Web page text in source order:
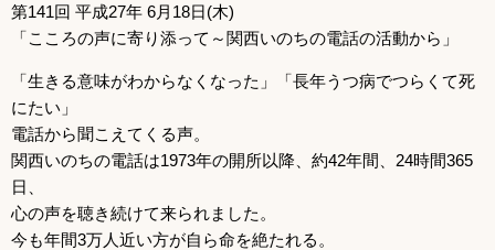
第141回 平成27年 6月18日(木)
「こころの声に寄り添って～関西いのちの電話の活動から」
「生きる意味がわからなくなった」「長年うつ病でつらくて死
にたい」
電話から聞こえてくる声。
関西いのちの電話は1973年の開所以降、約42年間、24時間365
日、
心の声を聴き続けて来られました。
今も年間3万人近い方が自ら命を絶たれる。